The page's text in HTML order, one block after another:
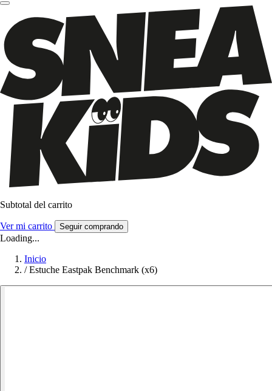
Subtotal del carrito
Ver mi carrito Seguir comprando
Loading...
Inicio
/ Estuche Eastpak Benchmark (x6)